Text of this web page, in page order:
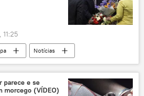
Notícias
Merkel
Martin Schulz
parece e se
morcego (VÍDEO)